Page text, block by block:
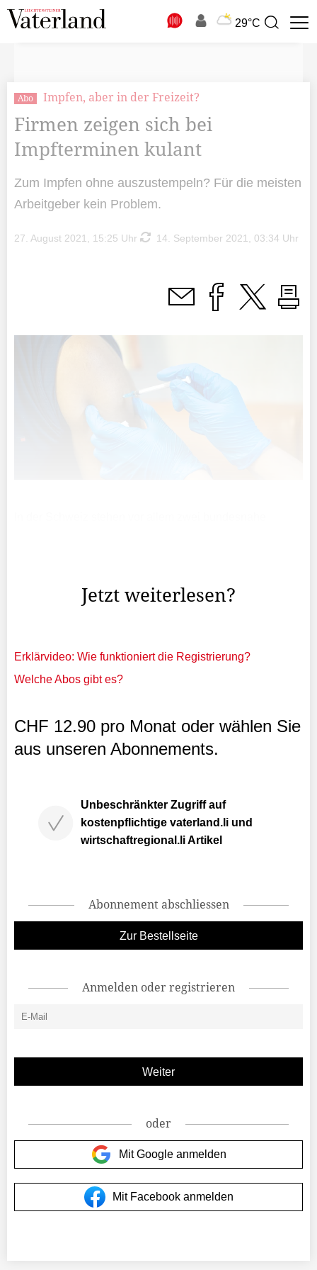
29°C
Suchbegriff
Abo Impfen, aber in der Freizeit?
Firmen zeigen sich bei
Impfterminen kulant
Zum Impfen ohne auszustempeln? Für die meisten
Arbeitgeber kein Problem.
27. August 2021, 15:25 Uhr 14. September 2021, 03:34 Uhr
Jetzt weiterlesen?
Erklärvideo: Wie funktioniert die Registrierung?
Welche Abos gibt es?
CHF 12.90 pro Monat oder wählen Sie
aus unseren Abonnements.
Unbeschränkter Zugriff auf
kostenpflichtige vaterland.li und
wirtschaftregional.li Artikel
Abonnement abschliessen
Zur Bestellseite
Anmelden oder registrieren
oder
Mit Google anmelden
Mit Facebook anmelden